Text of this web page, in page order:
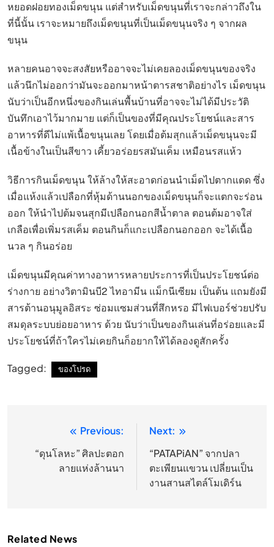
หยอดฝอยทองเม็ดขนุน แต่สำหรับเม็ดขนุนที่เราจะกล่าวถึงใน
ที่นี้นั้น เราจะหมายถึงเม็ดขนุนที่เป็นเม็ดขนุนจริง ๆ จากผล
ขนุน
หลายคนอาจจะสงสัยหรืออาจจะไม่เคยลองเม็ดขนุนของจริง
แล้วนึกไม่ออกว่ามันจะออกมาหน้าตารสชาติอย่างไร เม็ดขนุน
นับว่าเป็นอีกหนึ่งของกินเล่นพื้นบ้านที่อาจจะไม่ได้มีประวัติ
บันทึกเอาไว้มากมาย แต่ก็เป็นของที่มีคุณประโยชน์และสาร
อาหารที่ดีไม่แพ้เนื้อขนุนเลย โดยเมื่อต้มสุกแล้วเม็ดขนุนจะมี
เนื้อข้างในเป็นสีขาว เคี้ยวอร่อยรสมันเค็ม เหมือนรสแห้ว
วิธีการกินเม็ดขนุน ให้ล้างให้สะอาดก่อนนำเม็ดไปตากแดด ซึ่ง
เมื่อแห้งแล้วเปลือกที่หุ้มด้านนอกของเม็ดขนุนก็จะแตกจะร่อน
ออก ให้นำไปต้มจนสุกมีเปลือกนอกสีน้ำตาล ตอนต้มอาจใส่
เกลือเพื่อเพิ่มรสเค็ม ตอนกินก็แกะเปลือกนอกออก จะได้เนื้อ
นวล ๆ กินอร่อย
เม็ดขนุนมีคุณค่าทางอาหารหลายประการที่เป็นประโยชน์ต่อ
ร่างกาย อย่างวิตามินบี2 ไทอามีน แม็กนีเซียม เป็นต้น แถมยังมี
สารต้านอนุมูลอิสระ ซ่อมแซมส่วนที่สึกหรอ มีไฟเบอร์ช่วยปรับ
สมดุลระบบย่อยอาหาร ด้วย นับว่าเป็นของกินเล่นที่อร่อยและมี
ประโยชน์ที่ถ้าใครไม่เคยกินก็อยากให้ได้ลองดูสักครั้ง
Tagged: ของโปรด
แนะแนว
เรื่อง
Previous:
“ดุนโลหะ” ศิลปะตอก
ลายแห่งล้านนา
Next:
“PATAPiAN” จากปลา
ตะเพียนแขวน เปลี่ยนเป็น
งานสานสไตล์โมเดิร์น
Related News